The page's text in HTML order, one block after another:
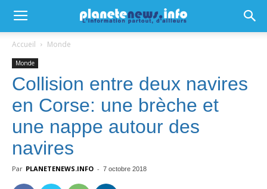
Accueil Monde
Monde
Collision entre deux navires
en Corse: une brèche et
une nappe autour des
navires
Par PLANETENEWS.INFO - 7 octobre 2018